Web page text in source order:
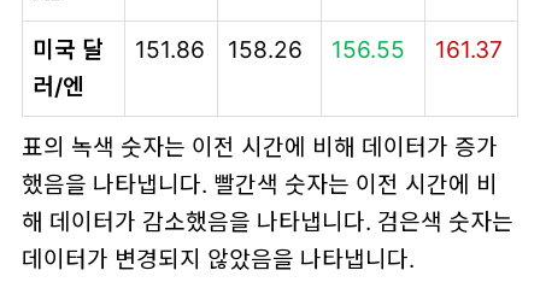
미국 달
러/엔
151.86 158.26 156.55 161.37
표의 녹색 숫자는 이전 시간에 비해 데이터가 증가
했음을 나타냅니다. 빨간색 숫자는 이전 시간에 비
해 데이터가 감소했음을 나타냅니다. 검은색 숫자는
데이터가 변경되지 않았음을 나타냅니다.